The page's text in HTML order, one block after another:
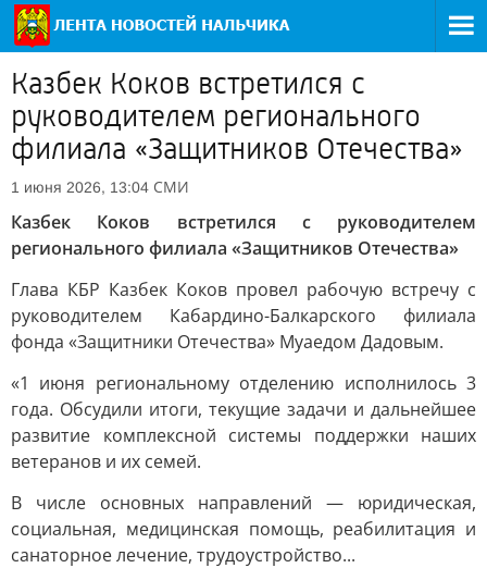
Казбек Коков встретился с
руководителем регионального
филиала «Защитников Отечества»
1 июня 2026, 13:04 СМИ
Казбек Коков встретился с руководителем
регионального филиала «Защитников Отечества»
Глава КБР Казбек Коков провел рабочую встречу с
руководителем Кабардино-Балкарского филиала
фонда «Защитники Отечества» Муаедом Дадовым.
«1 июня региональному отделению исполнилось 3
года. Обсудили итоги, текущие задачи и дальнейшее
развитие комплексной системы поддержки наших
ветеранов и их семей.
В числе основных направлений — юридическая,
социальная, медицинская помощь, реабилитация и
санаторное лечение, трудоустройство...